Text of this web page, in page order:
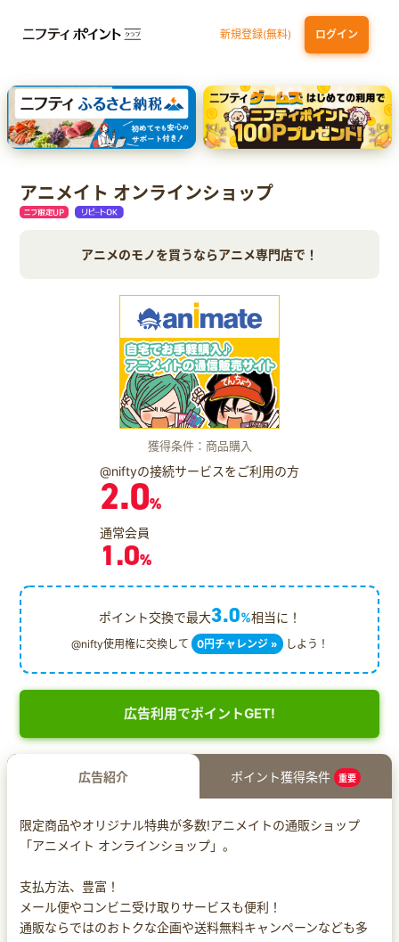
新規登録(無料) ログイン
dカード GOLD 三井住友カード ゴールド（NL）（家族カード発行）
【実質初月無料】DMM | Disney+(ディズニープラス) セットプラン
SBI証券 確定拠出年金（iDeCo）
アニメイト オンラインショップ
アニメのモノを買うならアニメ専門店で！
獲得条件：商品購入
@niftyの接続サービスをご利用の方
2.0%
通常会員
1.0%
ポイント交換で最大3.0%相当に！
@nifty使用権に交換して 0円チャレンジ » しよう！
広告利用でポイントGET!
広告紹介 ポイント獲得条件 重要
限定商品やオリジナル特典が多数!アニメイトの通販ショップ
「アニメイト オンラインショップ」。
支払方法、豊富！
メール便やコンビニ受け取りサービスも便利！
通販ならではのおトクな企画や送料無料キャンペーンなども多